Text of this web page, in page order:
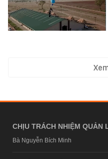
CHỊU TRÁCH NHIỆM QUẢN
Bà Nguyễn Bích Minh